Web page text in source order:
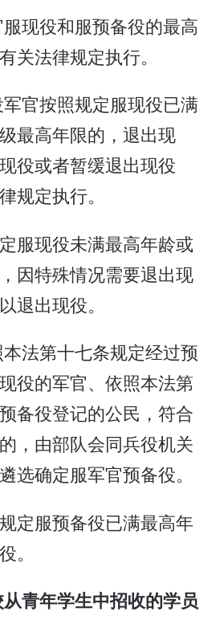
现役和服预备役的最高
关法律规定执行。
官按照规定服现役已满
最高年限的，退出现
役或者暂缓退出现役
规定执行。
服现役未满最高年龄或
因特殊情况需要退出现
退出现役。
法第十七条规定经过预
役的军官、依照本法第
备役登记的公民，符合
，由部队会同兵役机关
选确定服军官预备役。
定服预备役已满最高年
。
青年学生中招收的学员